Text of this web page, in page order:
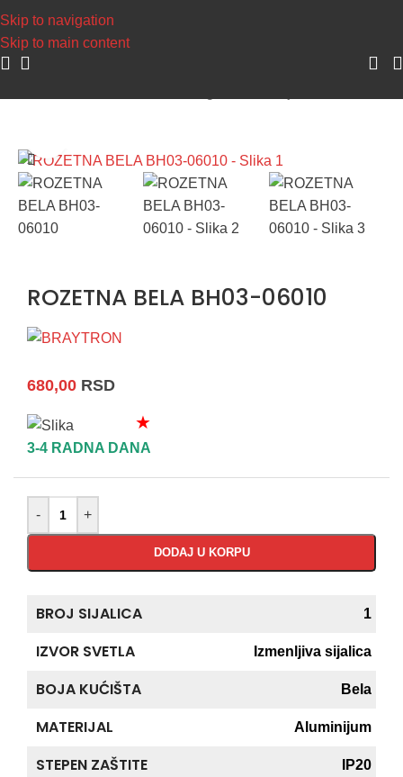
Skip to navigation
Skip to main content
ROZETNA BELA BH03-06010
680,00 RSD
★
3-4 RADNA DANA
- +
DODAJ U KORPU
BROJ SIJALICA 1
IZVOR SVETLA Izmenljiva sijalica
BOJA KUĆIŠTA Bela
MATERIJAL Aluminijum
STEPEN ZAŠTITE IP20